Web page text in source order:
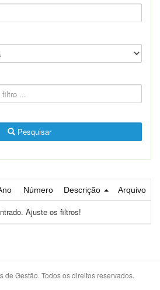
Pesquisar
Número Descrição Arquivo
Ajuste os filtros!
de Gestão. Todos os direitos reservados.